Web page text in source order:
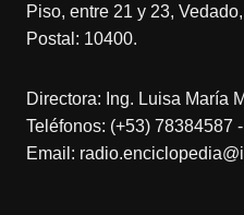
Piso, entre 21 y 23,
Postal: 10400.
Directora: Ing. Luisa María
Teléfonos: (+53) 78384587
Email: